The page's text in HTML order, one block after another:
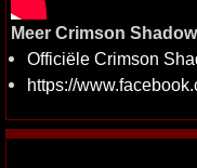
Meer Crimson
Officiële Crimson
https://